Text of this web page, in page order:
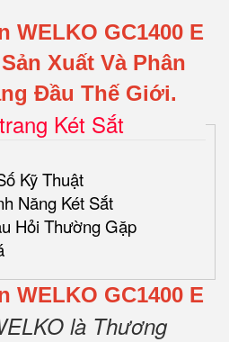
WELKO GC1400 E
Xuất Và Phân
Đầu Thế Giới.
Két Sắt
Kỹ Thuật
Năng Két Sắt
Hỏi Thường Gặp
WELKO GC1400 E
là Thương